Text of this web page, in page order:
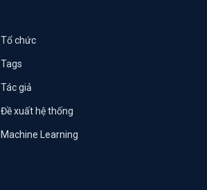
Tổ chức
Tags
Tác giả
Đề xuất hệ thống
Machine Learning